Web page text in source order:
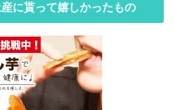
に貰って嬉しかったもの